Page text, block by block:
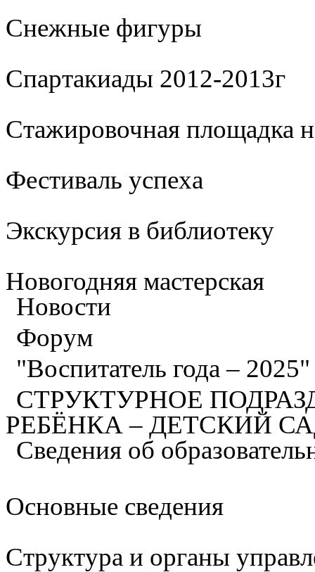
Cнежные фигуры
Спартакиады 2012-2013г
Стажировочная
Фестиваль успеха
Экскурсия в библиотеку
Новогодняя мастерская
Новости
Форум
"Воспитатель года –
СТРУКТУРНОЕ
РЕБЁНКА – ДЕТСКИЙ
Сведения об
Основные сведения
Структура и органы